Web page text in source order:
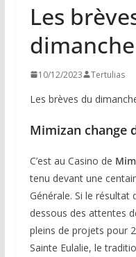
Les
10/12/2023 Tertulias
Les brèves du
Mimizan change
C’est au Casino de
tenu devant une
Générale. Si le résultat
dessous des attentes
pleins de projets pour
Sainte Eulalie, le